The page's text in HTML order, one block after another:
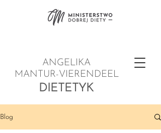
ANGELIKA
MANTUR-VIERENDEEL
DIETETYK
Blog